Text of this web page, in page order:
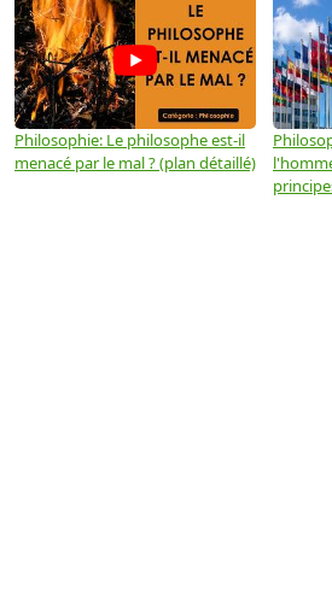
Philosophie: Le philosophe est-il
menacé par le mal ? (plan détaillé)